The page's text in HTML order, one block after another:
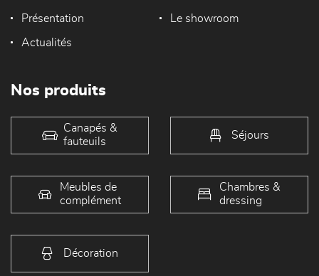
Présentation Le showroom
Actualités
Nos produits
Canapés &
fauteuils
Séjours
Meubles de
complément
Chambres &
dressing
Décoration